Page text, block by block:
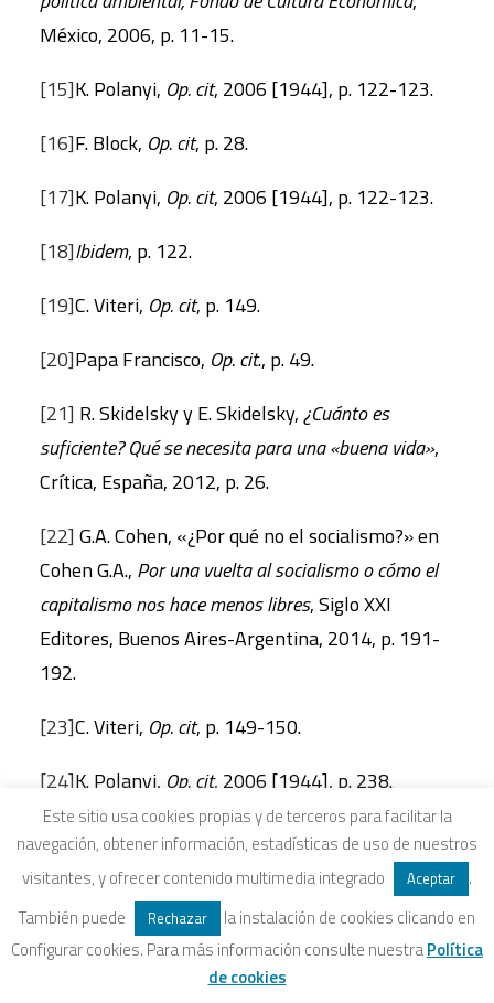
México, 2006, p. 11-15.
[15]K. Polanyi, Op. cit, 2006 [1944], p. 122-123.
[16]F. Block, Op. cit, p. 28.
[17]K. Polanyi, Op. cit, 2006 [1944], p. 122-123.
[18]Ibidem, p. 122.
[19]C. Viteri, Op. cit, p. 149.
[20]Papa Francisco, Op. cit., p. 49.
[21] R. Skidelsky y E. Skidelsky,¿Cuánto es
suficiente? Qué se necesita para una «buena vida»,
Crítica, España, 2012, p. 26.
[22] G.A. Cohen, «¿Por qué no el socialismo?» en
Cohen G.A., Por una vuelta al socialismo o cómo el
capitalismo nos hace menos libres, Siglo XXI
Editores, Buenos Aires-Argentina, 2014, p. 191-
192.
[23]C. Viteri, Op. cit, p. 149-150.
[24]K. Polanyi, Op. cit, 2006 [1944], p. 238.
[25]J.L. Coraggio,Op. cit, 2011, p. 261-264.
[26]J.L. Coraggio, «Polanyi y la economía social y
solidaria en América Latina» en Coraggio J.L.et al.,
¿Qué es lo económico?, Abya Yala, Quito, 2014, p.
Este sitio usa cookies propias y de terceros para facilitar la
navegación, obtener información, estadísticas de uso de nuestros
visitantes, y ofrecer contenido multimedia integrado
Aceptar
.
También puede
Rechazar
la instalación de cookies clicando en
Configurar cookies. Para más información consulte nuestraPolítica
de cookies